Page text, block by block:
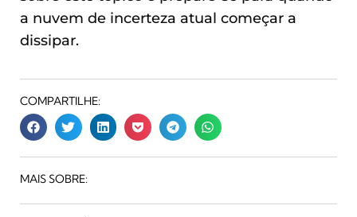
a nuvem de incerteza atual começar a
dissipar.
COMPARTILHE:
MAIS SOBRE: